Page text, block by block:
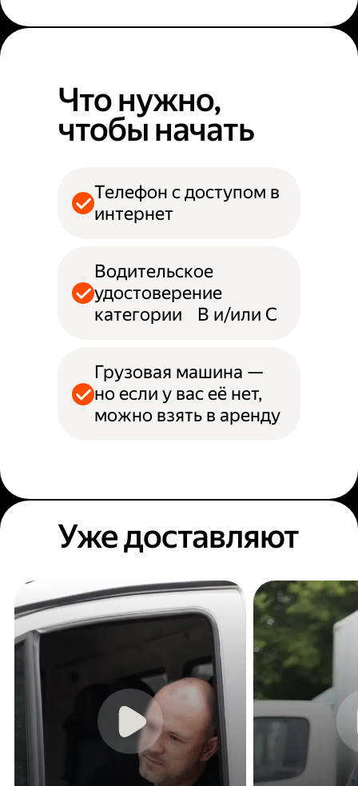
Что нужно,
чтобы начать
Телефон с доступом в
интернет
Водительское
удостоверение
категории B и/или С
Грузовая машина —
но если у вас её нет,
можно взять в аренду
Уже доставляют